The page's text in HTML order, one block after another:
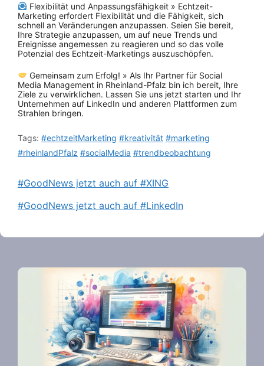
Flexibilität und Anpassungsfähigkeit » Echtzeit-
Marketing erfordert Flexibilität und die Fähigkeit, sich
schnell an Veränderungen anzupassen. Seien Sie bereit,
Ihre Strategie anzupassen, um auf neue Trends und
Ereignisse angemessen zu reagieren und so das volle
Potenzial des Echtzeit-Marketings auszuschöpfen.
Gemeinsam zum Erfolg! » Als Ihr Partner für Social
Media Management in Rheinland-Pfalz bin ich bereit, Ihre
Ziele zu verwirklichen. Lassen Sie uns jetzt starten und Ihr
Unternehmen auf LinkedIn und anderen Plattformen zum
Strahlen bringen.
Tags: #echtzeitMarketing #kreativität #marketing
#rheinlandPfalz #socialMedia #trendbeobachtung
#GoodNews jetzt auch auf #XING
#GoodNews jetzt auch auf #LinkedIn